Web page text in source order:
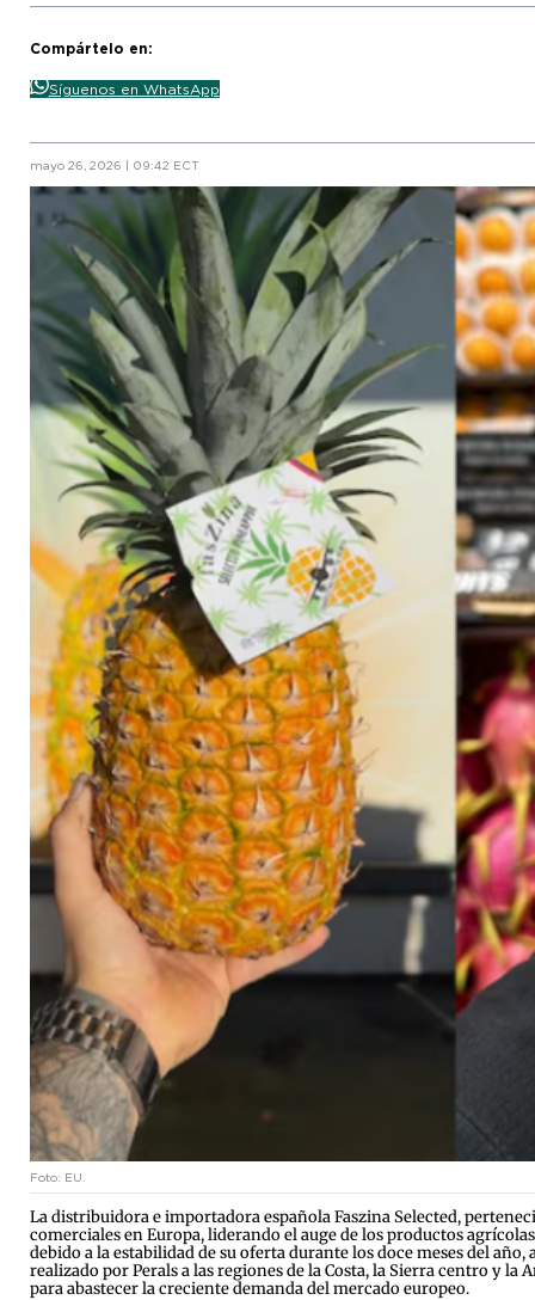
Compártelo en:
Síguenos en WhatsApp
mayo 26, 2026 | 09:42 ECT
Foto: EU.
La distribuidora e importadora española Faszina Selected,
comerciales en Europa, liderando el auge de los productos
debido a la estabilidad de su oferta durante los doce meses del
realizado por Perals a las regiones de la Costa, la Sierra centro y
para abastecer la creciente demanda del mercado europeo.